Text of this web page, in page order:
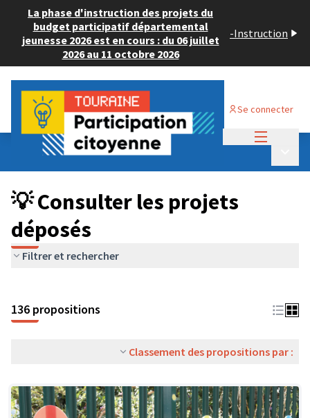
La phase d'instruction des projets du
budget participatif départemental
jeunesse 2026 est en cours : du 06 juillet
2026 au 11 octobre 2026
-Instruction
Se connecter
Budget Participatif JEUNESSE 2024
💡 Consulter les projets déposés
💡 Consulter les projets
déposés
Filtrer et rechercher
136 propositions
Classement des propositions par :